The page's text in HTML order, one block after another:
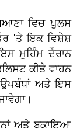
ਵਿਚ ਪੁਲਸ
'ਤੇ ਇਕ ਵਿਸ਼ੇਸ਼
ਮੁਹਿੰਮ ਦੌਰਾਨ
ਕੀਤੇ ਵਾਹਨ
ਅਤੇ ਇਸ
ਅਤੇ ਬਕਾਇਆ